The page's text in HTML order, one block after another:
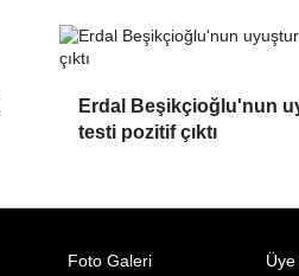
Erdal Beşikçioğlu'nun
testi pozitif çıktı
Foto Galeri